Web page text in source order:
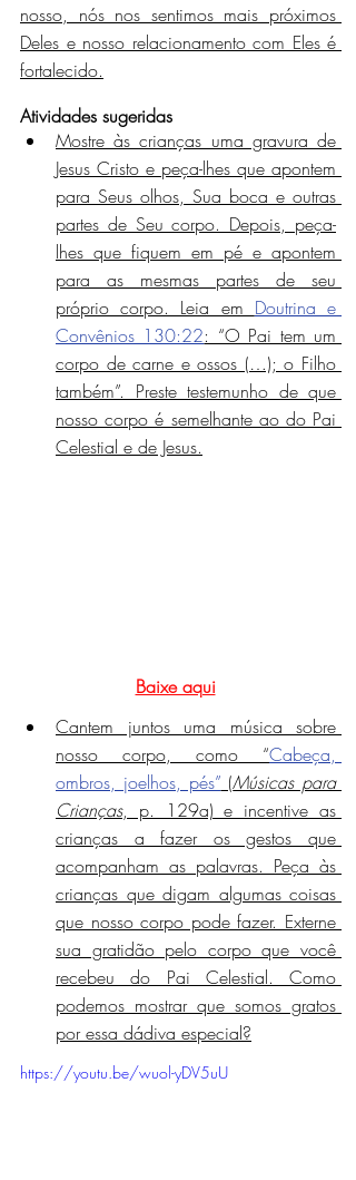
nosso, nós nos sentimos mais próximos
Deles e nosso relacionamento com Eles é
fortalecido.
Atividades sugeridas
Mostre às crianças uma gravura de
Jesus Cristo e peça-lhes que apontem
para Seus olhos, Sua boca e outras
partes de Seu corpo. Depois, peça-
lhes que fiquem em pé e apontem
para as mesmas partes de seu
próprio corpo. Leia em Doutrina e
Convênios 130:22: “O Pai tem um
corpo de carne e ossos (…); o Filho
também”. Preste testemunho de que
nosso corpo é semelhante ao do Pai
Celestial e de Jesus.
Baixe aqui
Cantem juntos uma música sobre
nosso corpo, como “Cabeça,
ombros, joelhos, pés” (Músicas para
Crianças, p. 129a) e incentive as
crianças a fazer os gestos que
acompanham as palavras. Peça às
crianças que digam algumas coisas
que nosso corpo pode fazer. Externe
sua gratidão pelo corpo que você
recebeu do Pai Celestial. Como
podemos mostrar que somos gratos
por essa dádiva especial?
https://youtu.be/wuol-yDV5uU